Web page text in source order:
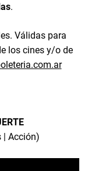
.
Válidas para
los cines y/o de
| Acción)